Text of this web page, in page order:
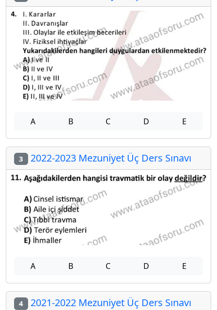
A B C D E
3 2022-2023 Mezuniyet Üç Ders Sınavı
A B C D E
4 2021-2022 Mezuniyet Üç Ders Sınavı